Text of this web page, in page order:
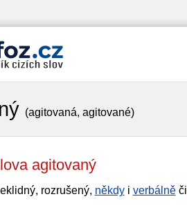
(agitovaná, agitované)
agitovaný
rozrušený, někdyi verbálněči